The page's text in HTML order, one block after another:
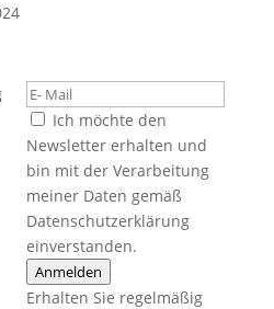
Ich möchte den
Newsletter erhalten und
bin mit der Verarbeitung
meiner Daten gemäß
Datenschutzerklärung
einverstanden.
Anmelden
Erhalten Sie regelmäßig